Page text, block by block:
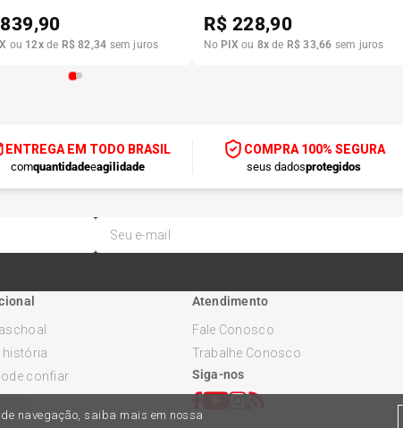
navegação, saiba mais em nossa
839,90
ou 12xde R$ 82,34 sem juros
R$ 228,90
No PIX ou 8x de R$ 33,66 sem juros
ENTREGA EM TODO BRASIL
comquantidadeeagilidade
COMPRA 100% SEGURA
seus dadosprotegidos
história
confiar
Atendimento
Fale Conosco
Trabalhe Conosco
Siga-nos